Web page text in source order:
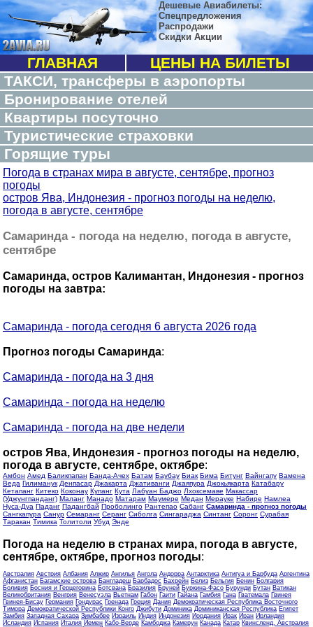
Дешевые Авиабилеты:
Спецпредложения
Распродажи
Скидки Акции
ГЛАВНАЯ
ЦЕНЫ НА БИЛЕТЫ
ТАКСИ, трансферы в аэропорты
Бронирование отелей
Квартиры посуточно
Туристические страховки
Горящие туры
Погода в странах мира в августе, сентябре, прогноз
погоды
остров Ява, Индонезия - прогноз погоды на неделю,
погода в августе, сентябре
Самаринда - погода на неделю, погода в августе,
сентябре
Самаринда, остров Калимантан, Индонезия - прогноз
погоды на завтра:
Самаринда - погода сегодня 6 августа 2026 года
Прогноз погоды Самаринда:
Самаринда - погода на 3 дня
Самаринда - погода на неделю
Самаринда - погода на две недели
остров Ява, Индонезия - прогноз погоды на неделю,
погода в августе, сентябре, октябре:
Амбон Амед Баликпапан Банда-Ачех Батам Баубау Биак Бима Битунг Вайнгапу Вамена
Веда Гилиманук Денпасар Джакарта Джативанги Джаяпура Джокьякарта Катабару
Кетапанг Китеко Коконау Купанг Кута Лабуан Баджо Лхоксемаве Макассар
(Уджунгпанданг) Маланг Манадо Матарам Маумере Медан Мерауке Набире Намлеа
Нуса-Дуа Паданг Падангбай Проболинго Рантепао Сабанг Самаринда - прогноз погоды
Сангкапура Санур Семаранг Серанг Сиболга Сингараджа Синтанг Соронг Сурабая
Таракан Тимика Толитоли Убуд Энде
Погода на неделю в странах мира, погода в августе,
сентябре, октябре, прогноз погоды:
Австралия Австрия Албания Алжир Ангилья Ангола Андорра Антарктика Антигуа и Барбуда Аргентина
Афганистан Багамские острова Бангладеш Барбадос Бахрейн Белиз Бельгия Бенин Болгария
Боливия Босния и Герцеговина Ботсвана Бразилия Бруней Буркина-Фасо Бурунди Бутан Ватикан
Великобритания Венгрия Венесуэла Вьетнам Габон Гаити Гайана Гамбия Гана Гватемала Гвинея
Гвинея-Бисау Германия Гондурас Гренада Греция Дания Демократическая Республика Восточного
Тимора Демократической Республики Конго Джибути Доминика Доминиканская Республика Египет
Замбия Западная Сахара Зимбабве Израиль Индия Индонезия Иордания Ирак Иран Ирландия
Исландия Испания Италия Йемен Кабо-Верде Камбоджа Камерун Канада Катар Квинсленд, Австралия